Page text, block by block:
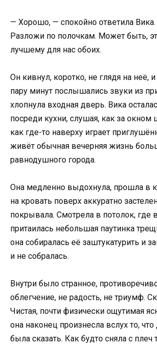
— Хорошо, — спокойно ответила
Разложи по полочкам. Может быть,
лучшему для нас обоих.
Он кивнул, коротко, не глядя на неё,
пару минут послышались звуки из
хлопнула входная дверь. Вика
посреди кухни, слушая, как за
как где-то наверху играет
живёт обычная вечерняя жизнь
равнодушного города.
Она медленно выдохнула, прошла в
на кровать поверх аккуратно
покрывала. Смотрела в потолок, где
притаилась небольшая паутинка
она собиралась её заштукатурить и
и не собралась.
Внутри было странное,
облегчение, не радость, не триумф.
Чистая, почти физически ощутимая
она наконец произнесла вслух то,
была сказать. Как будто сняла с